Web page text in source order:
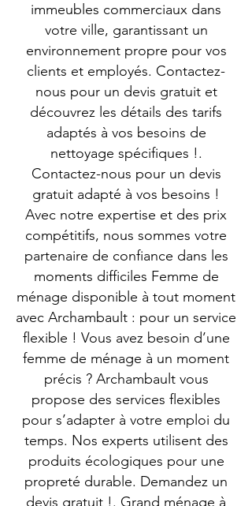
immeubles commerciaux dans
votre ville, garantissant un
environnement propre pour vos
clients et employés. Contactez-
nous pour un devis gratuit et
découvrez les détails des tarifs
adaptés à vos besoins de
nettoyage spécifiques !.
Contactez-nous pour un devis
gratuit adapté à vos besoins !
Avec notre expertise et des prix
compétitifs, nous sommes votre
partenaire de confiance dans les
moments difficiles Femme de
ménage disponible à tout moment
avec Archambault : pour un service
flexible ! Vous avez besoin d’une
femme de ménage à un moment
précis ? Archambault vous
propose des services flexibles
pour s’adapter à votre emploi du
temps. Nos experts utilisent des
produits écologiques pour une
propreté durable. Demandez un
devis gratuit !. Grand ménage à